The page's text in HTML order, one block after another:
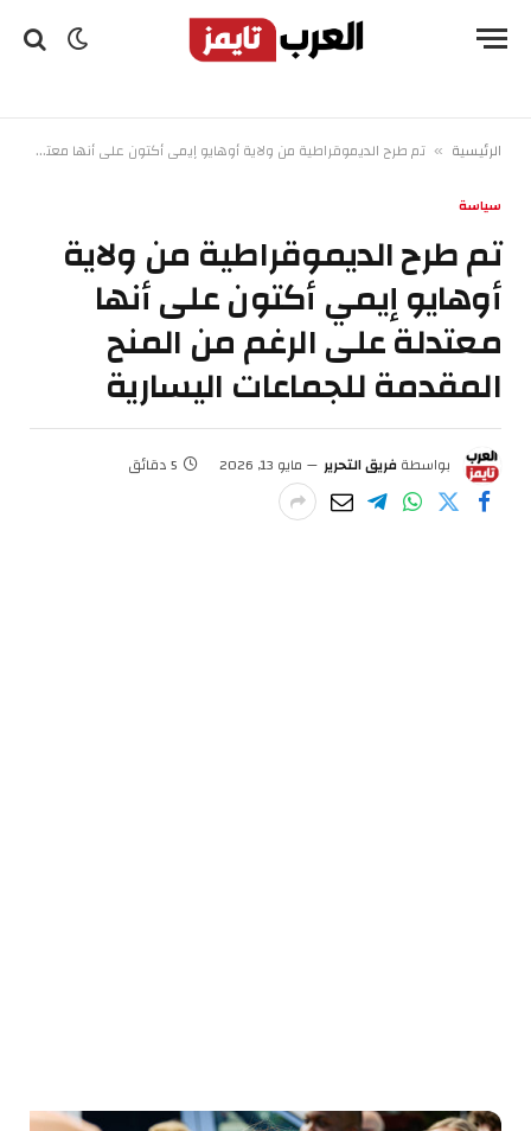
الرئيسية » تم طرح الديموقراطية من ولاية أوهايو إيمي أكتون على أنها معتدلة على الرغم من المنح المقدمة للجماعات اليسارية
سياسة
تم طرح الديموقراطية من ولاية
أوهايو إيمي أكتون على أنها
معتدلة على الرغم من المنح
المقدمة للجماعات اليسارية
بواسطةفريق التحرير مايو 13, 2026 5 دقائق